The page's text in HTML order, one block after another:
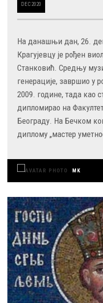
DEC 2020
На данашњи дан, 26.
Крагујевцу је рођен
Станковић. Средњу
генерације, завршио у
2009. године, тада као
дипломирао на
Београду. На Бечком
диплому „мастер
MK